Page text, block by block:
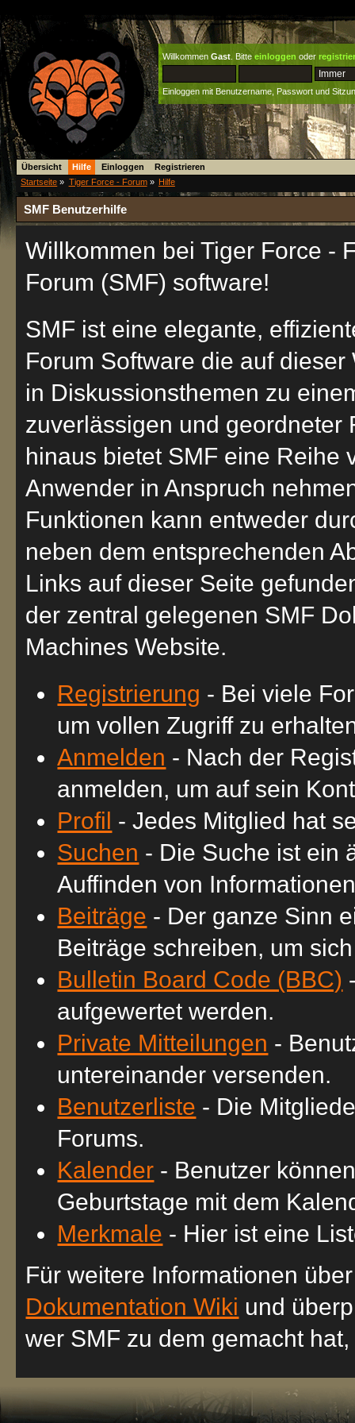
Willkommen Gast . Bitte einloggen oder
Einloggen mit Benutzername, Passwort und
Übersicht Hilfe Einloggen
Registrieren
Startseite » Tiger Force - Forum» Hilfe
SMF Benutzerhilfe
Willkommen bei Tiger Force -
Forum (SMF) software!
SMF ist eine elegante,
Forum Software die auf
in Diskussionsthemen zu
zuverlässigen und geordneter
hinaus bietet SMF eine Reihe
Anwender in Anspruch
Funktionen kann entweder
neben dem entsprechenden
Links auf dieser Seite
der zentral gelegenen SMF
Machines Website.
Registrierung - Bei viele
um vollen Zugriff zu
Anmelden - Nach der
anmelden, um auf sein
Profil - Jedes Mitglied hat
Suchen - Die Suche ist ein
Auffinden von
Beiträge - Der ganze Sinn
Beiträge schreiben, um
Bulletin Board Code (BBC)
aufgewertet werden.
Private Mitteilungen -
untereinander versenden.
Benutzerliste - Die
Forums.
Kalender - Benutzer
Geburtstage mit dem
Merkmale - Hier ist eine
Für weitere Informationen
Dokumentation Wiki und
wer SMF zu dem gemacht